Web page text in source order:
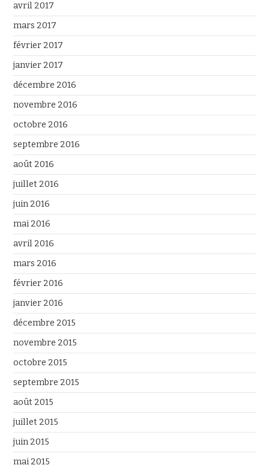
avril 2017
mars 2017
février 2017
janvier 2017
décembre 2016
novembre 2016
octobre 2016
septembre 2016
août 2016
juillet 2016
juin 2016
mai 2016
avril 2016
mars 2016
février 2016
janvier 2016
décembre 2015
novembre 2015
octobre 2015
septembre 2015
août 2015
juillet 2015
juin 2015
mai 2015